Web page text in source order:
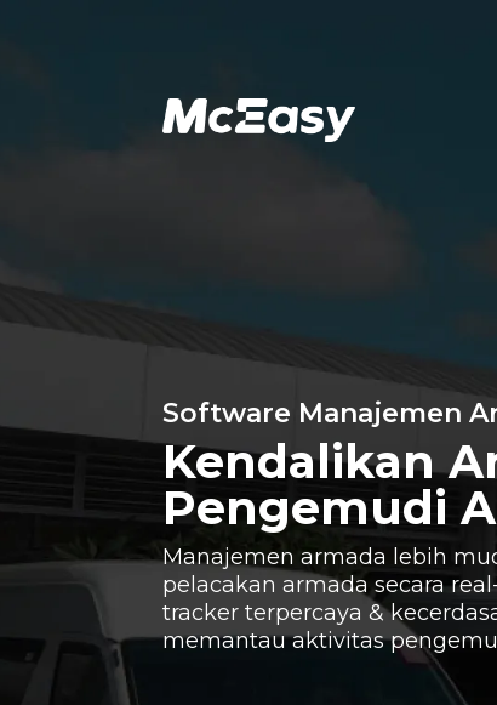
Software Manajemen
Kendalikan
Pengemudi
Manajemen armada lebih
pelacakan armada secara
tracker terpercaya &
memantau aktivitas